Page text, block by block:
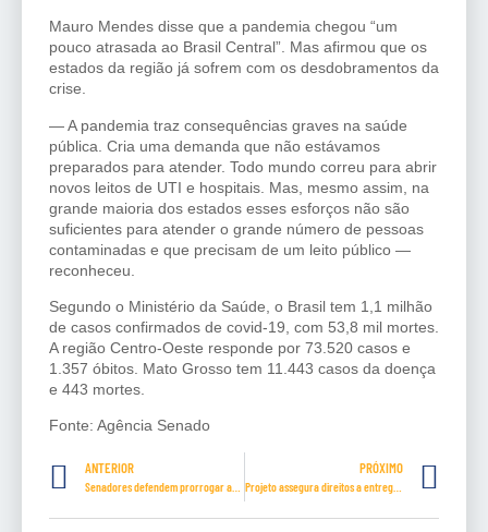
Mauro Mendes disse que a pandemia chegou “um
pouco atrasada ao Brasil Central”. Mas afirmou que os
estados da região já sofrem com os desdobramentos da
crise.
— A pandemia traz consequências graves na saúde
pública. Cria uma demanda que não estávamos
preparados para atender. Todo mundo correu para abrir
novos leitos de UTI e hospitais. Mas, mesmo assim, na
grande maioria dos estados esses esforços não são
suficientes para atender o grande número de pessoas
contaminadas e que precisam de um leito público —
reconheceu.
Segundo o Ministério da Saúde, o Brasil tem 1,1 milhão
de casos confirmados de covid-19, com 53,8 mil mortes.
A região Centro-Oeste responde por 73.520 casos e
1.357 óbitos. Mato Grosso tem 11.443 casos da doença
e 443 mortes.
Fonte: Agência Senado
ANTERIOR PRÓXIMO
Projeto assegura direitos a entregadores de aplicativos por conta de pandemia de Covid-19